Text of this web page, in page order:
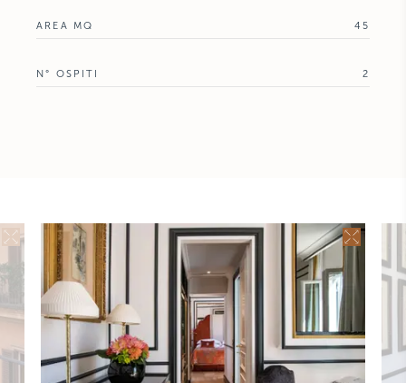
AREA MQ 45
N° OSPITI 2